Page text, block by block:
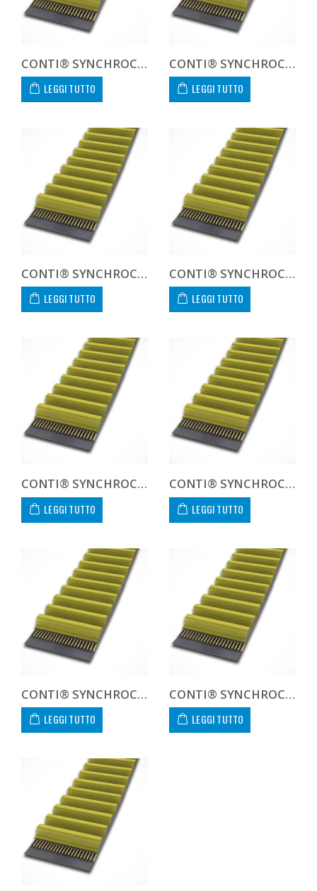
CONTI® SYNCHROCHAIN CTD 8M 2800 21
LEGGI TUTTO
CONTI® SYNCHROCHAIN CTD 8M 2840 21
LEGGI TUTTO
CONTI® SYNCHROCHAIN CTD 8M 3048 21
LEGGI TUTTO
CONTI® SYNCHROCHAIN CTD 8M 3200 21
LEGGI TUTTO
CONTI® SYNCHROCHAIN CTD 8M 3280 21
LEGGI TUTTO
CONTI® SYNCHROCHAIN CTD 8M 3600 21
LEGGI TUTTO
CONTI® SYNCHROCHAIN CTD 8M 4000 21
LEGGI TUTTO
CONTI® SYNCHROCHAIN CTD 8M 4400 21
LEGGI TUTTO